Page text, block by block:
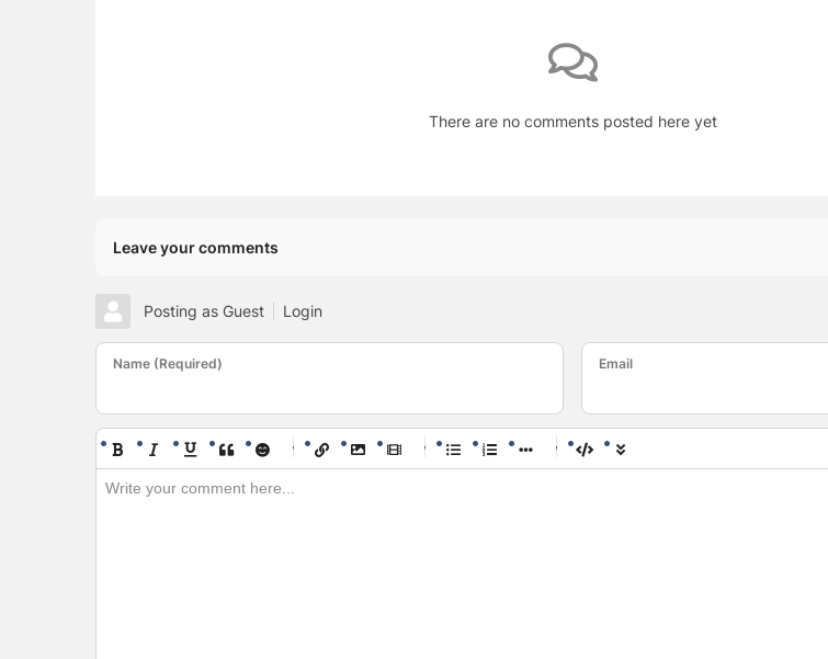
There are no comments posted here yet
Leave your comments
Posting as Guest Login
Name (Required) Email
-
-
-